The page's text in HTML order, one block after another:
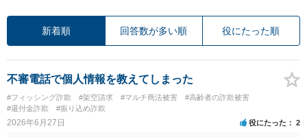
新着順 回答数が多い順 役にたった順
不審電話で個人情報を教えてしまった
#フィッシング詐欺 #架空請求 #マルチ商法被害
#高齢者の詐欺被害
#還付金詐欺
#振り込め詐欺
2026年6月27日 役にたった 2